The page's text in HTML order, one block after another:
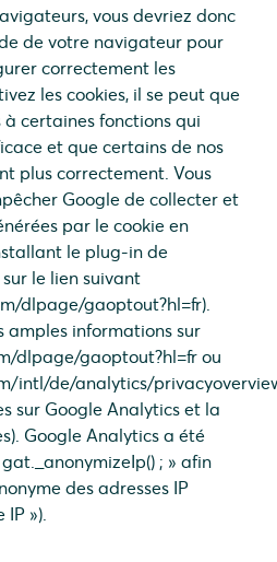
vous devriez donc
de votre navigateur pour
correctement les
les cookies, il se peut que
à certaines fonctions qui
et que certains de nos
plus correctement. Vous
Google de collecter et
par le cookie en
le plug-in de
le lien suivant
dlpage/gaoptout?hl=fr).
amples informations sur
dlpage/gaoptout?hl=fr ou
intl/de/analytics/
sur Google Analytics et la
Google Analytics a été
; » afin
des adresses IP
IP »).